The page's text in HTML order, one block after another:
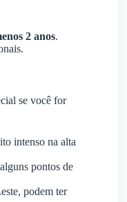
2 anos.
se você for
intenso na alta
pontos de
podem ter